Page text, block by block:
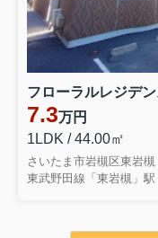
（提供元：Ｒｅ
シン）
2026.07.10
★弊
・
フローラルレジデン
7.3万円
1LDK / 44.00㎡
さいたま市岩槻区東岩槻
東武野田線「東岩槻」駅